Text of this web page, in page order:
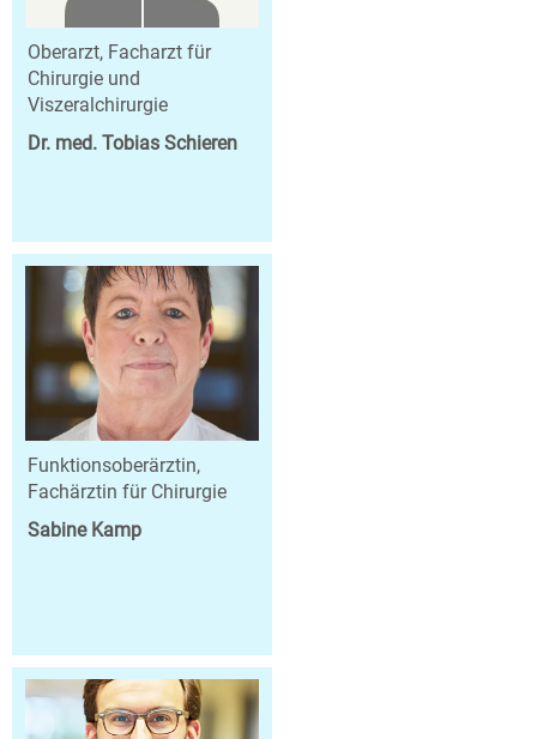
Oberarzt, Facharzt für
Chirurgie und
Viszeralchirurgie
Dr. med. Tobias Schieren
Funktionsoberärztin,
Fachärztin für Chirurgie
Sabine Kamp